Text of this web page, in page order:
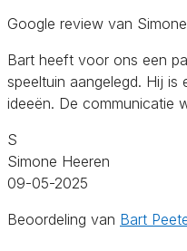
Google review van
Bart heeft voor ons een
speeltuin aangelegd. Hij
ideeën. De communicatie
S
Simone Heeren
09-05-2025
Beoordeling van Bart